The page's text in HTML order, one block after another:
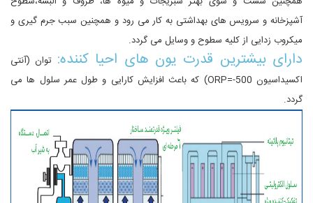
آشپزخانه و سرویس هاى بهداشتى به کار مى رود و همچنین سبب جرم گیرى و
میکروب زدایى از کلیه سطوح و وسایل مى گردد.
داراى بیشترین قدرت یون هاى احیا کننده: توان (آنتى
اکسیداسیون 500-=ORP) که باعث افزایش کارایى و طول عمر سلول ها می
گردد.